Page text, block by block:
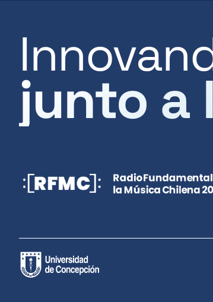
junto a